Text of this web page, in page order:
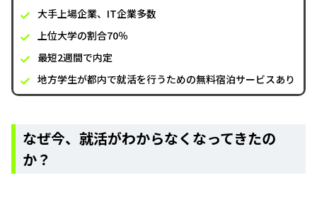
大手上場企業、IT企業多数
上位大学の割合70％
最短2週間で内定
地方学生が都内で就活を行うための無料宿泊サービスあり
なぜ今、就活がわからなくなってきたの
か？